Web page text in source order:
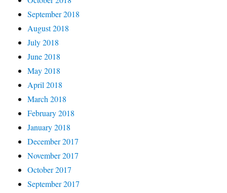
September 2018
August 2018
July 2018
June 2018
May 2018
April 2018
March 2018
February 2018
January 2018
December 2017
November 2017
October 2017
September 2017